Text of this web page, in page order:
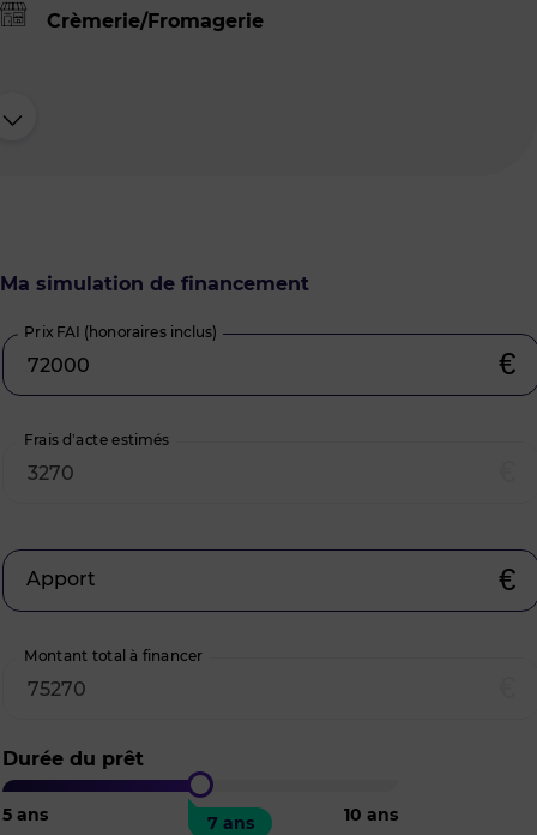
Crèmerie/Fromagerie
Ma simulation de financement
Prix FAI (honoraires inclus)
€
Frais d’acte estimés
Apport €
Montant total à financer
Durée du prêt
5 ans 10 ans
7 ans